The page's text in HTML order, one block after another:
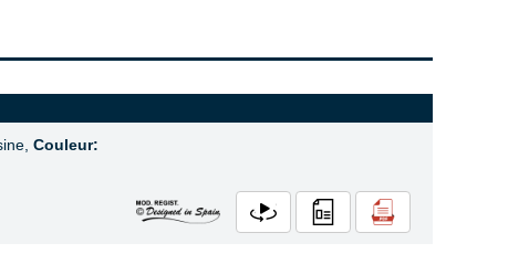
Couleur: